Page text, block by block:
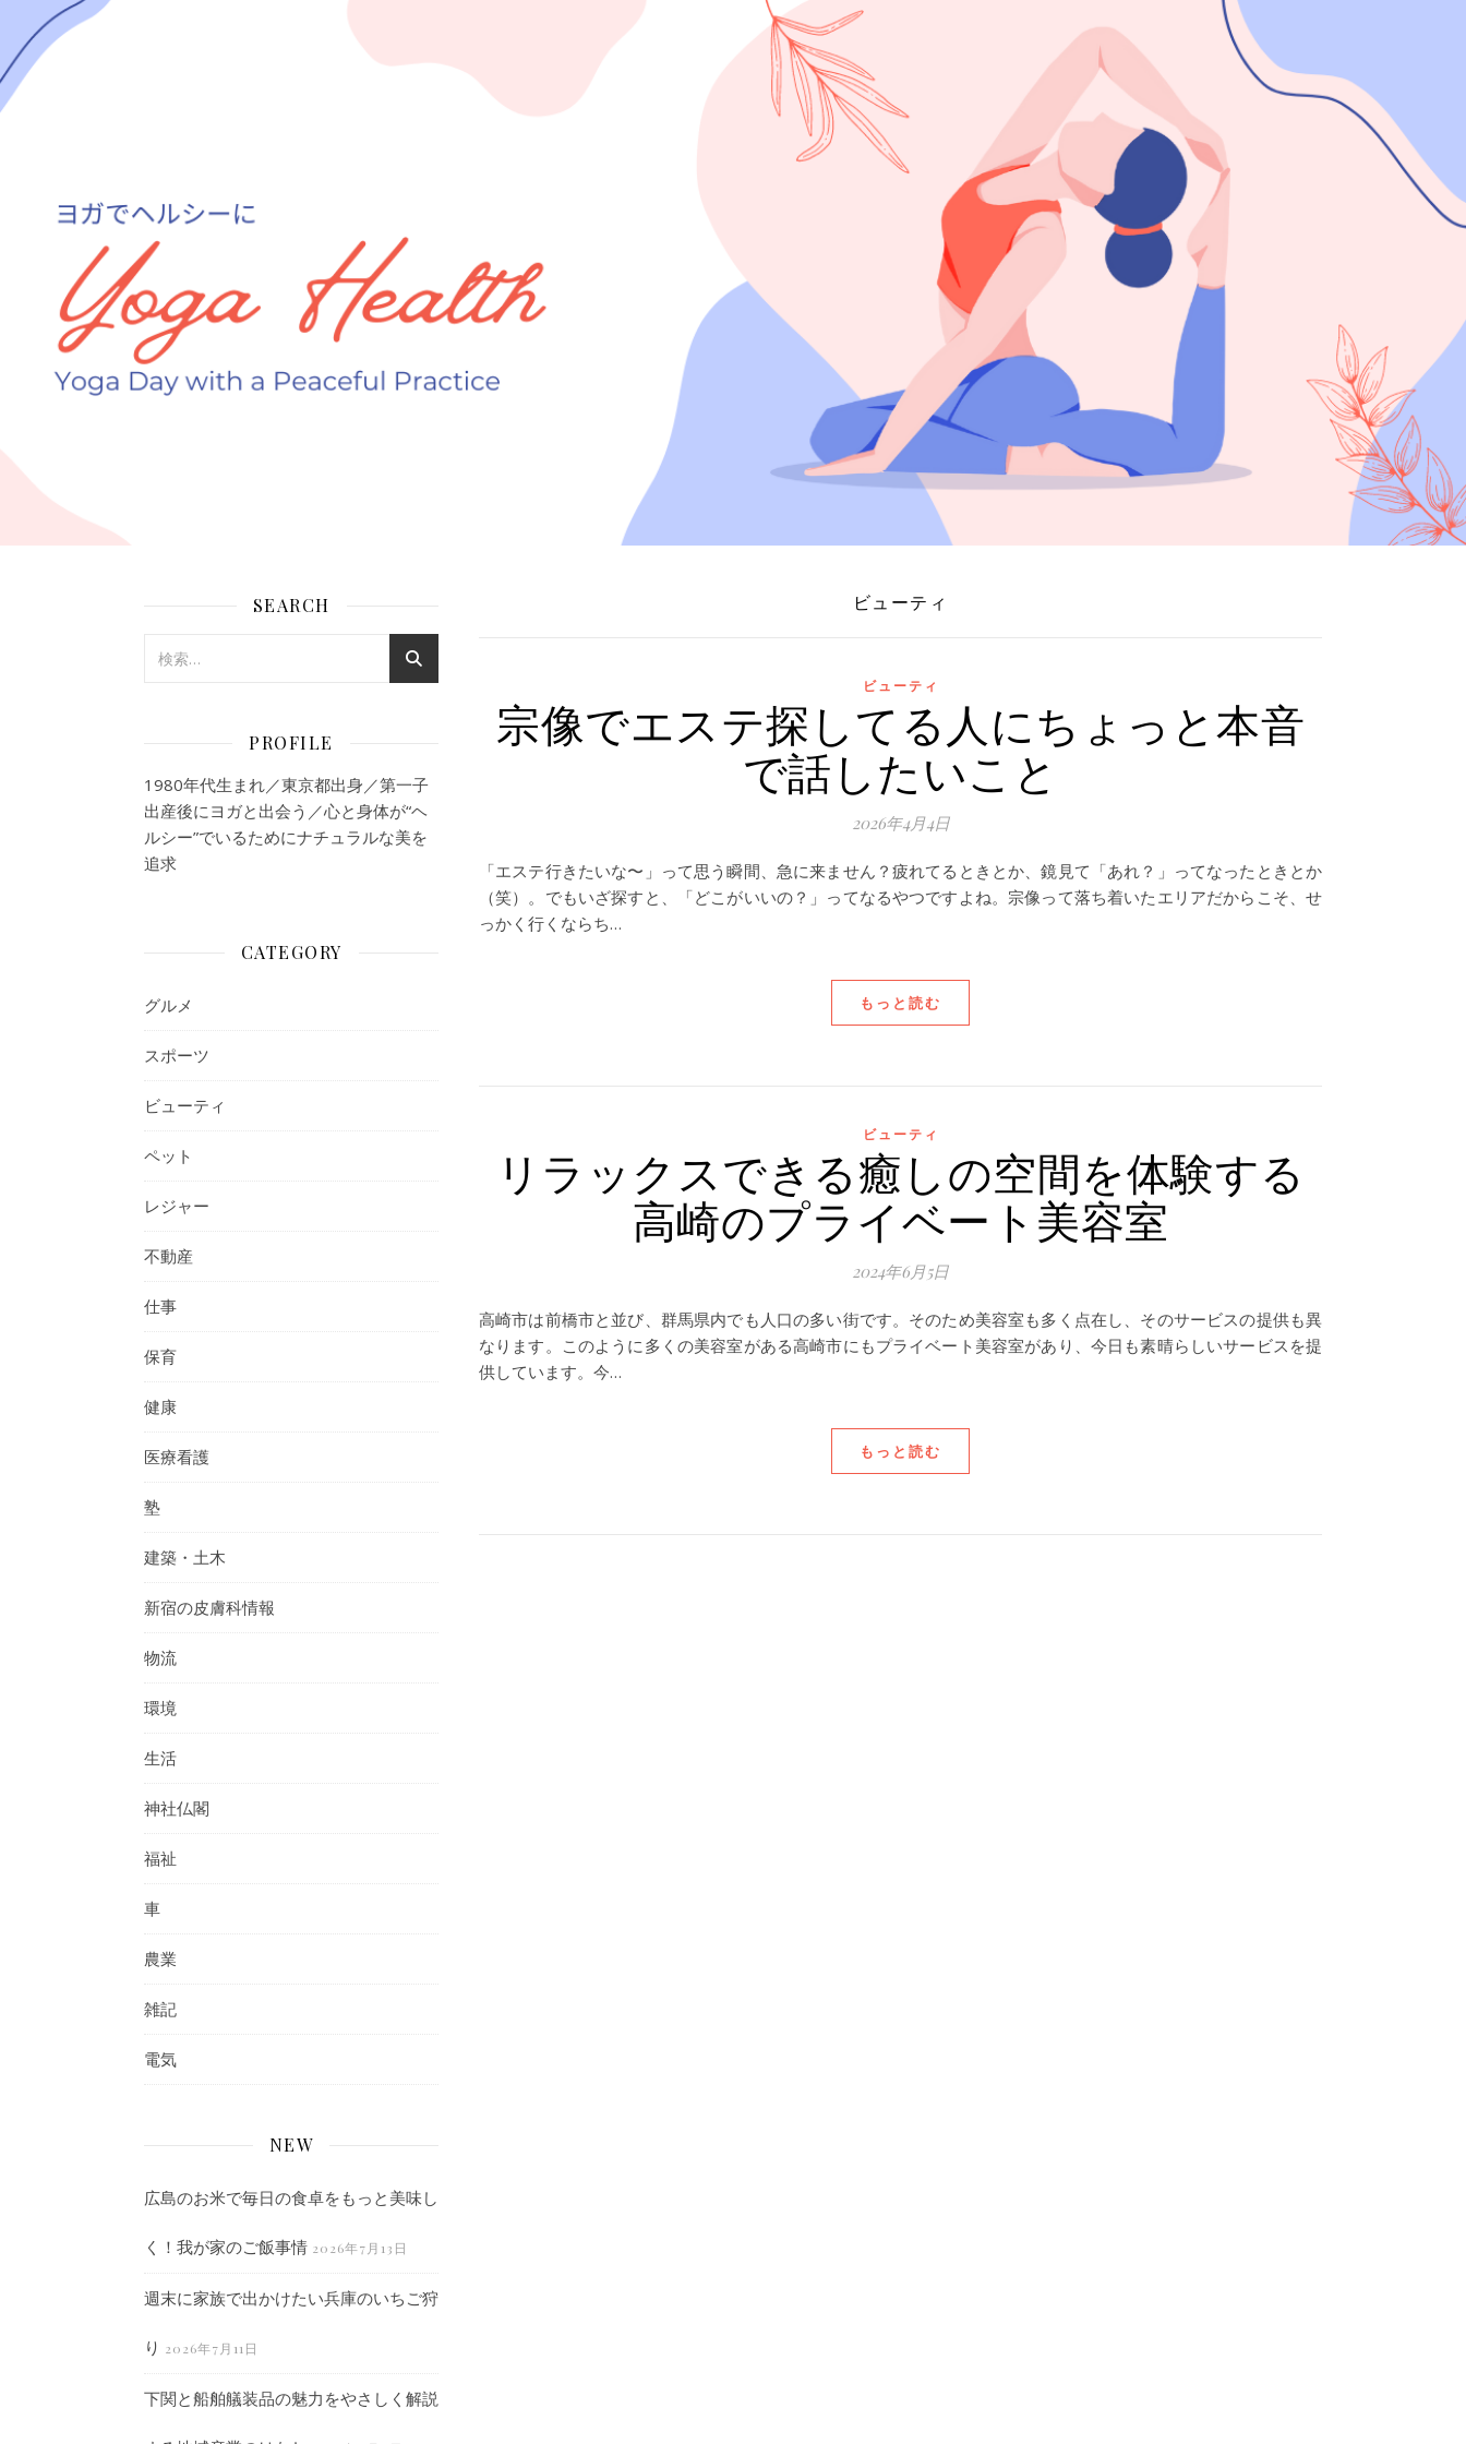
SEARCH
PROFILE
1980年代生まれ／東京都出身／第一子
出産後にヨガと出会う／心と身体が“ヘ
ルシー”でいるためにナチュラルな美を
追求
CATEGORY
グルメ
スポーツ
ビューティ
ペット
レジャー
不動産
仕事
保育
健康
医療看護
塾
建築・土木
新宿の皮膚科情報
物流
環境
生活
神社仏閣
福祉
車
農業
雑記
電気
NEW
広島のお米で毎日の食卓をもっと美味し
く！我が家のご飯事情 2026年7月13日
週末に家族で出かけたい兵庫のいちご狩
り 2026年7月11日
下関と船舶艤装品の魅力をやさしく解説
ビューティ
ビューティ
宗像でエステ探してる人にちょっと本音
で話したいこと
2026年4月4日
「エステ行きたいな〜」って思う瞬間、急に来ません？疲れてるときとか、鏡見て「あれ？」ってなったときとか
（笑）。でもいざ探すと、「どこがいいの？」ってなるやつですよね。宗像って落ち着いたエリアだからこそ、せ
っかく行くならち…
もっと読む
ビューティ
リラックスできる癒しの空間を体験する
高崎のプライベート美容室
2024年6月5日
高崎市は前橋市と並び、群馬県内でも人口の多い街です。そのため美容室も多く点在し、そのサービスの提供も異
なります。このように多くの美容室がある高崎市にもプライベート美容室があり、今日も素晴らしいサービスを提
供しています。今…
もっと読む